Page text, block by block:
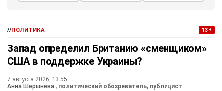
//ПОЛИТИКА 13+
Запад определил Британию «сменщиком»
США в поддержке Украины?
7 августа 2026, 13:55
Анна Шершнева , политический обозреватель, публицист